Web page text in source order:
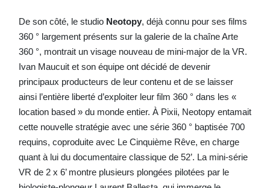
De son côté, le studio Neotopy, déjà connu pour ses films
360 ° largement présents sur la galerie de la chaîne Arte
360 °, montrait un visage nouveau de mini-major de la VR.
Ivan Maucuit et son équipe ont décidé de devenir
principaux producteurs de leur contenu et de se laisser
ainsi l’entière liberté d’exploiter leur film 360 ° dans les «
location based » du monde entier. À Pixii, Neotopy entamait
cette nouvelle stratégie avec une série 360 ° baptisée 700
requins, coproduite avec Le Cinquième Rêve, en charge
quant à lui du documentaire classique de 52’. La mini-série
VR de 2 x 6’ montre plusieurs plongées pilotées par le